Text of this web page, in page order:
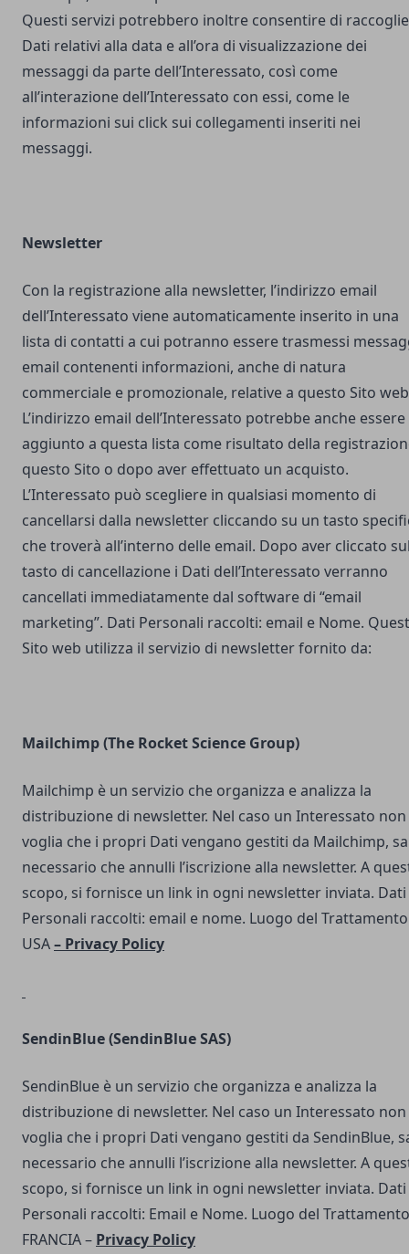
Questi servizi potrebbero inoltre consentire di
Dati relativi alla data e all’ora di visualizzazione dei
messaggi da parte dell’Interessato, così come
all’interazione dell’Interessato con essi, come le
informazioni sui click sui collegamenti inseriti nei
messaggi.
Newsletter
Con la registrazione alla newsletter, l’indirizzo email
dell’Interessato viene automaticamente inserito in una
lista di contatti a cui potranno essere trasmessi
email contenenti informazioni, anche di natura
commerciale e promozionale, relative a questo Sito
L’indirizzo email dell’Interessato potrebbe anche essere
aggiunto a questa lista come risultato della
questo Sito o dopo aver effettuato un acquisto.
L’Interessato può scegliere in qualsiasi momento di
cancellarsi dalla newsletter cliccando su un tasto
che troverà all’interno delle email. Dopo aver cliccato
tasto di cancellazione i Dati dell’Interessato verranno
cancellati immediatamente dal software di “email
marketing”. Dati Personali raccolti: email e Nome.
Sito web utilizza il servizio di newsletter fornito da:
Mailchimp (The Rocket Science Group)
Mailchimp è un servizio che organizza e analizza la
distribuzione di newsletter. Nel caso un Interessato non
voglia che i propri Dati vengano gestiti da Mailchimp,
necessario che annulli l’iscrizione alla newsletter. A
scopo, si fornisce un link in ogni newsletter inviata. Dati
Personali raccolti: email e nome. Luogo del
USA– Privacy Policy
SendinBlue(SendinBlue SAS)
SendinBlue è un servizio che organizza e analizza la
distribuzione di newsletter. Nel caso un Interessato non
voglia che i propri Dati vengano gestiti da SendinBlue,
necessario che annulli l’iscrizione alla newsletter. A
scopo, si fornisce un link in ogni newsletter inviata. Dati
Personali raccolti: Email e Nome. Luogo del
FRANCIA – Privacy Policy